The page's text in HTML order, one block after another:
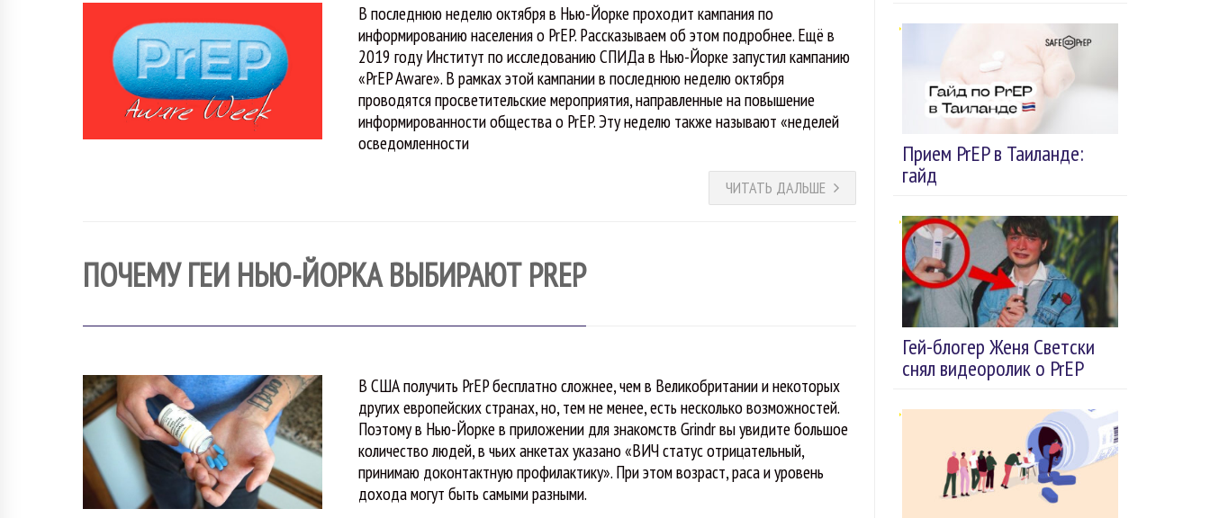
Прием PrEP в Таиланде:
гайд
Гей-блогер Женя Светски
снял видеоролик о PrEP
В последнюю неделю октября в Нью-Йорке проходит кампания по
информированию населения о PrEP. Рассказываем об этом подробнее. Ещё в
2019 году Институт по исследованию СПИДа в Нью-Йорке запустил кампанию
«PrEP Aware». В рамках этой кампании в последнюю неделю октября
проводятся просветительские мероприятия, направленные на повышение
информированности общества о PrEP. Эту неделю также называют «неделей
осведомленности
ЧИТАТЬ ДАЛЬШЕ
ПОЧЕМУ ГЕИ НЬЮ-ЙОРКА ВЫБИРАЮТ PREP
В США получить PrEP бесплатно сложнее, чем в Великобритании и некоторых
других европейских странах, но, тем не менее, есть несколько возможностей.
Поэтому в Нью-Йорке в приложении для знакомств Grindr вы увидите большое
количество людей, в чьих анкетах указано «ВИЧ статус отрицательный,
принимаю доконтактную профилактику». При этом возраст, раса и уровень
дохода могут быть самыми разными.